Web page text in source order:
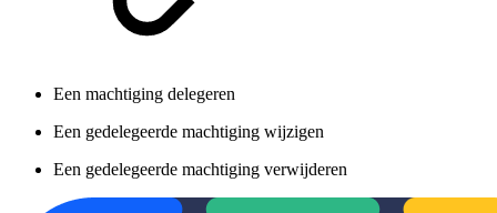
Een machtiging delegeren
Een gedelegeerde machtiging wijzigen
Een gedelegeerde machtiging verwijderen